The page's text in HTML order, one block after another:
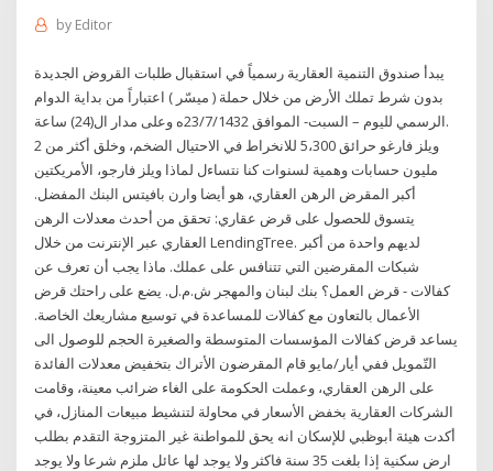
by Editor
يبدأ صندوق التنمية العقارية رسمياً في استقبال طلبات القروض الجديدة
بدون شرط تملك الأرض من خلال حملة ( ميسّر ) اعتباراً من بداية الدوام
الرسمي لليوم – السبت- الموافق 23/7/1432ه وعلى مدار ال(24) ساعة.
ويلز فارغو حرائق 5،300 للانخراط في الاحتيال الضخم، وخلق أكثر من 2
مليون حسابات وهمية لسنوات كنا نتساءل لماذا ويلز فارجو، الأمريكتين
أكبر المقرض الرهن العقاري، هو أيضا وارن بافيتس البنك المفضل.
يتسوق للحصول على قرض عقاري: تحقق من أحدث معدلات الرهن
العقاري عبر الإنترنت من خلال LendingTree. لديهم واحدة من أكبر
شبكات المقرضين التي تتنافس على عملك. ماذا يجب أن تعرف عن
كفالات - قرض العمل؟ بنك لبنان والمهجر ش.م.ل. يضع على راحتك قرض
الأعمال بالتعاون مع كفالات للمساعدة في توسيع مشاريعك الخاصة.
يساعد قرض كفالات المؤسسات المتوسطة والصغيرة الحجم للوصول الى
التّمويل ففي أيار/مايو قام المقرضون الأتراك بتخفيض معدلات الفائدة
على الرهن العقاري، وعملت الحكومة على الغاء ضرائب معينة، وقامت
الشركات العقارية بخفض الأسعار في محاولة لتنشيط مبيعات المنازل، في
أكدت هيئة أبوظبي للإسكان انه يحق للمواطنة غير المتزوجة التقدم بطلب
ارض سكنية إذا بلغت 35 سنة فاكثر ولا يوجد لها عائل ملزم شرعا ولا يوجد